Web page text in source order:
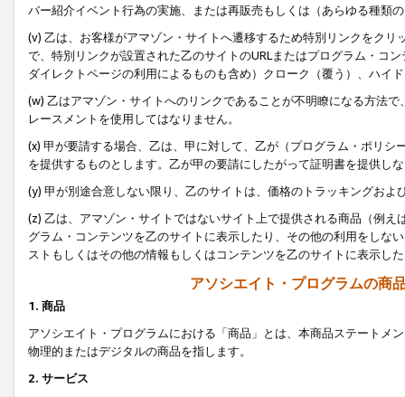
バー紹介イベント行為の実施、または再販売もしくは（あらゆる種類
(v) 乙は、お客様がアマゾン・サイトへ遷移するため特別リンクをク
で、特別リンクが設置された乙のサイトのURLまたはプログラム・コ
ダイレクトページの利用によるものも含め）クローク（覆う）、ハイ
(w) 乙はアマゾン・サイトへのリンクであることが不明瞭になる方法
レースメントを使用してはなりません。
(x) 甲が要請する場合、乙は、甲に対して、乙が（プログラム・ポリ
を提供するものとします。乙が甲の要請にしたがって証明書を提供し
(y) 甲が別途合意しない限り、乙のサイトは、価格のトラッキングお
(z) 乙は、アマゾン・サイトではないサイト上で提供される商品（例
グラム・コンテンツを乙のサイトに表示したり、その他の利用をしな
ストもしくはその他の情報もしくはコンテンツを乙のサイトに表示し
アソシエイト・プログラムの商
1. 商品
アソシエイト・プログラムにおける「商品」とは、本商品ステートメ
物理的またはデジタルの商品を指します。
2. サービス